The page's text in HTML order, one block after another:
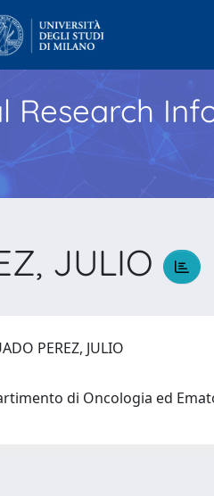
Research
JULIO
PEREZ, JULIO
di Oncologia ed